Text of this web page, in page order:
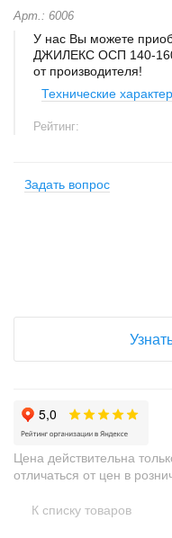
Арт.: 6006
У нас Вы можете
ДЖИЛЕКС ОСП 140-
от производителя!
Технические
Рейтинг:
Задать вопрос
Цена действительна
отличаться от цен в
К списку товаров